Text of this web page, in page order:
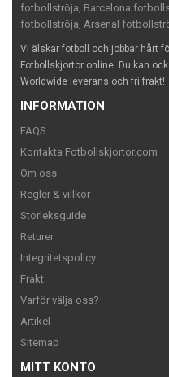
fotbollströja, Barcelona
fotbollströja, Arsenal
Vi älskar fotboll och jobbar hårt
Fotbollskjortor online. Du kan
Worldwide leverans och fri frakt!
INFORMATION
FAQS
Kontakta Fotbollskjortor.com
Om oss
Regler & villkor
Storleksguide
Returer
Integritetspolicy
Frakt
Varför välja oss?
Artikel
Sitemap
MITT KONTO